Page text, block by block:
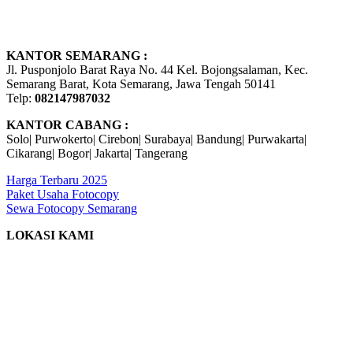
KANTOR SEMARANG :
Jl. Pusponjolo Barat Raya No. 44 Kel. Bojongsalaman, Kec.
Semarang Barat, Kota Semarang, Jawa Tengah 50141
Telp: 082147987032
KANTOR CABANG :
Solo| Purwokerto| Cirebon| Surabaya| Bandung| Purwakarta|
Cikarang| Bogor| Jakarta| Tangerang
Harga Terbaru 2025
Paket Usaha Fotocopy
Sewa Fotocopy Semarang
LOKASI KAMI